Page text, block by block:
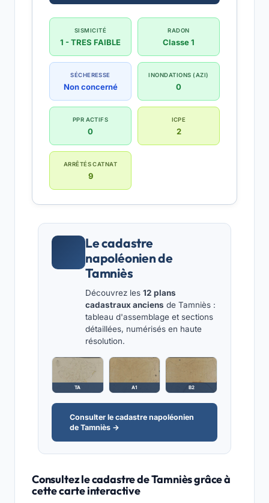
SISMICITÉ
1 - TRES FAIBLE
RADON
Classe 1
SÉCHERESSE
Non concerné
INONDATIONS (AZI)
0
PPR ACTIFS
0
ICPE
2
ARRÊTÉS CATNAT
9
Le cadastre
napoléonien de
Tamniès
Découvrez les 12 plans
cadastraux anciens de Tamniès :
tableau d'assemblage et sections
détaillées, numérisés en haute
résolution.
TA A1 B2
Consulter le cadastre napoléonien
de Tamniès →
Consultez le cadastre de Tamniès grâce à
cette carte interactive